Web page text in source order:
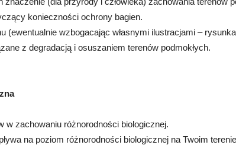
konieczności ochrony bagien.
(ewentualnie wzbogacając własnymi ilustracjami –
z degradacją i osuszaniem terenów podmokłych.
w zachowaniu różnorodności biologicznej.
na poziom różnorodności biologicznej na Twoim